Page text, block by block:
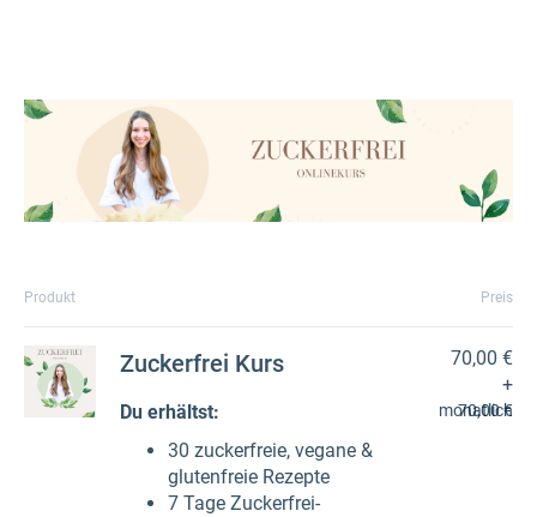
Produkt Preis
Zuckerfrei Kurs
Du erhältst:
30 zuckerfreie, vegane &
glutenfreie Rezepte
7 Tage Zuckerfrei-
70,00 €
+
70,00 €
monatlich